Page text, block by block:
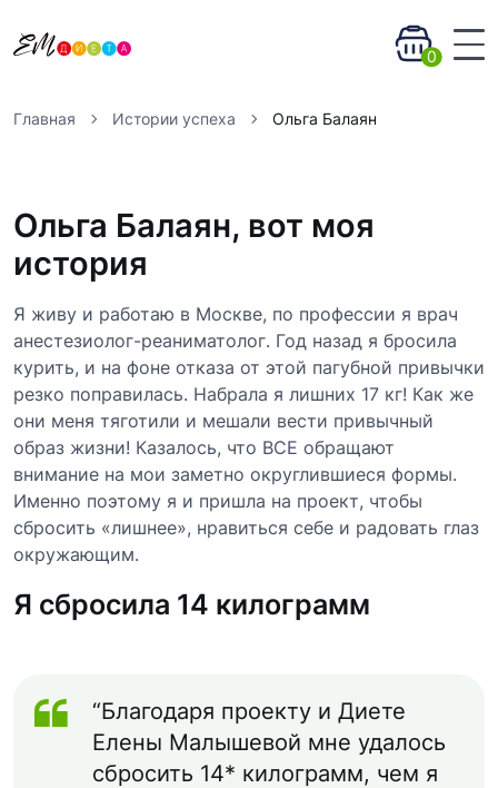
0
Главная Истории успеха Ольга Балаян
Ольга Балаян, вот моя
история
Я живу и работаю в Москве, по профессии я врач
анестезиолог-реаниматолог. Год назад я бросила
курить, и на фоне отказа от этой пагубной привычки
резко поправилась. Набрала я лишних 17 кг! Как же
они меня тяготили и мешали вести привычный
образ жизни! Казалось, что ВСЕ обращают
внимание на мои заметно округлившиеся формы.
Именно поэтому я и пришла на проект, чтобы
сбросить «лишнее», нравиться себе и радовать глаз
окружающим.
Я сбросила 14 килограмм
“Благодаря проекту и Диете
Елены Малышевой мне удалось
сбросить 14* килограмм, чем я